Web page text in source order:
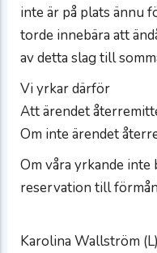
inte är på plats ännu
torde innebära att
av detta slag till
Vi yrkar därför
Att ärendet
Om inte ärendet
Om våra yrkande
reservation till
Karolina